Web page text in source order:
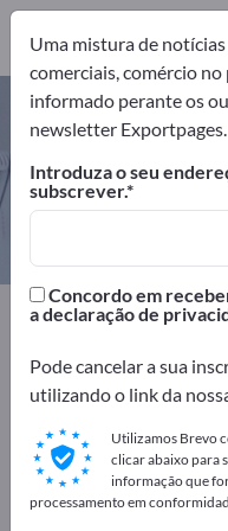
Bornes
fabricantes e
Exportadores
Exportpages
Anuncie
Exportpages!
Necessidades –
comerciais >> comece
Uma mistura de
comerciais, comércio no
informado perante os
newsletter Exportpages.
Introduza o seu
subscrever.
Concordo em
a declaração de
Pode cancelar a sua
utilizando o link da
Utilizamos Brevo
clicar abaixo para
informação que
processamento em